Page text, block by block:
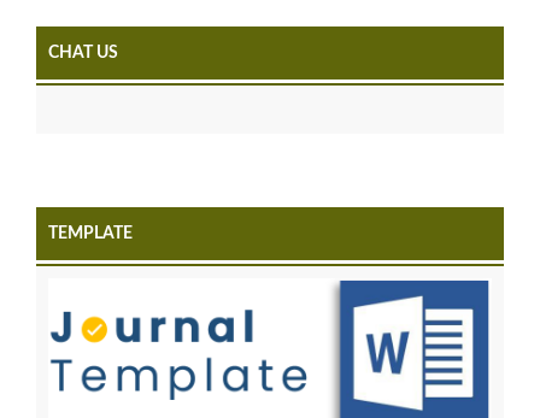
CHAT US
TEMPLATE